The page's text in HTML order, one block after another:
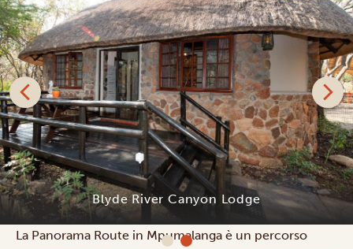
Blyde River Canyon Lodge
La Panorama Route in Mpumalanga è un percorso